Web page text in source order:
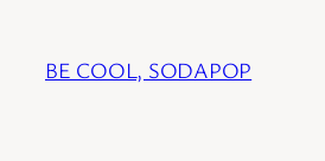
BE COOL, SODAPOP